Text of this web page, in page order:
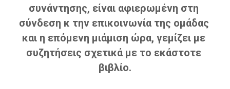
συνάντησης, είναι αφιερωμένη στη
σύνδεση κ την επικοινωνία της ομάδας
και η επόμενη μιάμιση ώρα, γεμίζει με
συζητήσεις σχετικά με το εκάστοτε
βιβλίο.